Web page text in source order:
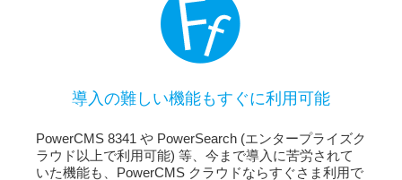
導入の難しい機能もすぐに利用可能
PowerCMS 8341 や PowerSearch (エンタープライズク
ラウド以上で利用可能) 等、今まで導入に苦労されて
いた機能も、PowerCMS クラウドならすぐさま利用で